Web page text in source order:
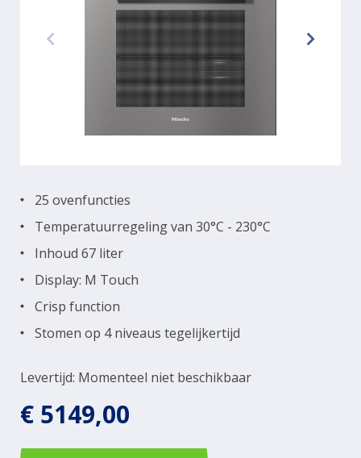
Levertijd: Momenteel niet beschikbaar
25 ovenfuncties
Temperatuurregeling van 30°C - 230°C
Inhoud 67 liter
Display: M Touch
Crisp function
Stomen op 4 niveaus tegelijkertijd
€ 5149,00